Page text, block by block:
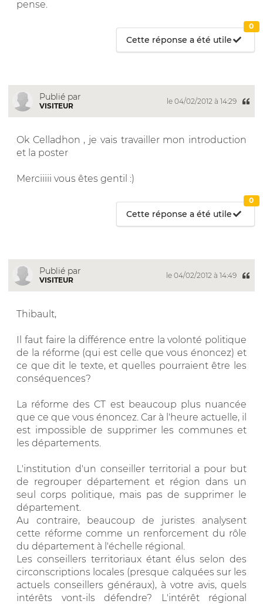
pense.
Cette réponse a été utile
0
Publié par
VISITEUR
le 04/02/2012 à 14:29
Ok Celladhon , je vais travailler mon introduction
et la poster
Merciiiii vous êtes gentil :)
Cette réponse a été utile
0
Publié par
VISITEUR
le 04/02/2012 à 14:49
Thibault,
Il faut faire la différence entre la volonté politique
de la réforme (qui est celle que vous énoncez) et
ce que dit le texte, et quelles pourraient être les
conséquences?
La réforme des CT est beaucoup plus nuancée
que ce que vous énoncez. Car à l'heure actuelle, il
est impossible de supprimer les communes et
les départements.
L'institution d'un conseiller territorial a pour but
de regrouper département et région dans un
seul corps politique, mais pas de supprimer le
département.
Au contraire, beaucoup de juristes analysent
cette réforme comme un renforcement du rôle
du département à l'échelle régional.
Les conseillers territoriaux étant élus selon des
circonscriptions locales (presque calquées sur les
actuels conseillers généraux), à votre avis, quels
intérêts vont-ils défendre? L'intérêt régional